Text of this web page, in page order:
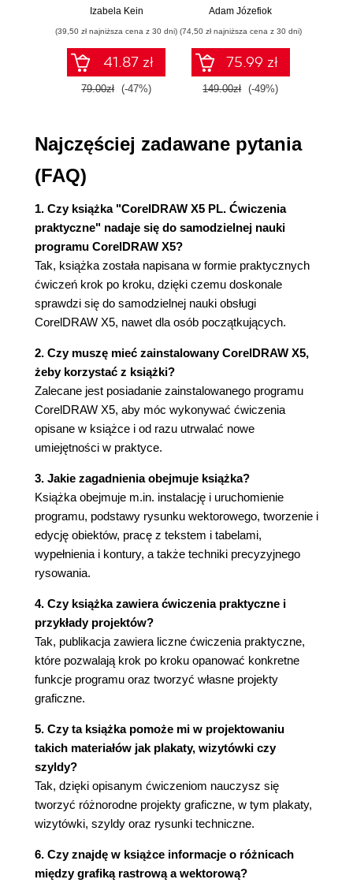
Kolejność obiektów (62)
Wybieranie obiektów (64)
Grupy obiektów (66)
Blokowanie obiektów (67)
Wyrównywanie i rozkładanie obiektów (68)
Rozdział 4. Praca z tekstem i tabelami (87)
Tekst (87)
Formatowanie tekstu (91)
Wyrównywanie obiektów względem tekstu
(100)
Wstawianie znaków specjalnych (102)
Tabele (103)
Tworzenie tabel (103)
Zaznaczanie wybranych elementów tabeli
(106)
Praca nad kolumnami, wierszami i
komórkami (108)
Wprowadzanie do komórek tekstu oraz
obrazów (111)
Formatowanie tabeli i komórek (112)
Rozdział 5. Wypełnienia i kontury (117)
Zmiana ustawień domyślnych (117)
Wypełnienie jednolite (119)
Wypełnienie tonalne (125)
Wypełnienie deseniem (128)
Wypełnienie postscriptowe (131)
Okno dokowane Kolor (133)
Kontury obiektów (133)
Szybkie wypełnianie części wspólnej (139)
Paleta dokumentu (140)
Ćwiczenia podsumowujące (142)
Rozdział 6. Precyzyjne rysowanie (145)
Linijki (147)
Siatka (149)
Prowadnice (152)
Dynamiczne prowadnice (155)
Przyciąganie do obiektów (158)
przykłady i
Izabela Kein
(39,50 zł najniższa cena z 30 dni)
41.87 zł
79.00zł (-47%)
Adam Józefiok
(74,50 zł najniższa cena z 30 dni)
75.99 zł
149.00zł (-49%)
Najczęściej zadawane pytania
(FAQ)
1. Czy książka "CorelDRAW X5 PL. Ćwiczenia
praktyczne" nadaje się do samodzielnej nauki
programu CorelDRAW X5?
Tak, książka została napisana w formie praktycznych
ćwiczeń krok po kroku, dzięki czemu doskonale
sprawdzi się do samodzielnej nauki obsługi
CorelDRAW X5, nawet dla osób początkujących.
2. Czy muszę mieć zainstalowany CorelDRAW X5,
żeby korzystać z książki?
Zalecane jest posiadanie zainstalowanego programu
CorelDRAW X5, aby móc wykonywać ćwiczenia
opisane w książce i od razu utrwalać nowe
umiejętności w praktyce.
3. Jakie zagadnienia obejmuje książka?
Książka obejmuje m.in. instalację i uruchomienie
programu, podstawy rysunku wektorowego, tworzenie i
edycję obiektów, pracę z tekstem i tabelami,
wypełnienia i kontury, a także techniki precyzyjnego
rysowania.
4. Czy książka zawiera ćwiczenia praktyczne i
przykłady projektów?
Tak, publikacja zawiera liczne ćwiczenia praktyczne,
które pozwalają krok po kroku opanować konkretne
funkcje programu oraz tworzyć własne projekty
graficzne.
5. Czy ta książka pomoże mi w projektowaniu
takich materiałów jak plakaty, wizytówki czy
szyldy?
Tak, dzięki opisanym ćwiczeniom nauczysz się
tworzyć różnorodne projekty graficzne, w tym plakaty,
wizytówki, szyldy oraz rysunki techniczne.
6. Czy znajdę w książce informacje o różnicach
między grafiką rastrową a wektorową?